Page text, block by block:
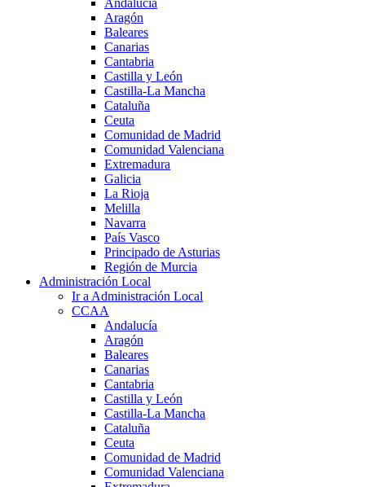
Aragón
Baleares
Canarias
Cantabria
Castilla y León
Castilla-La Mancha
Cataluña
Ceuta
Comunidad de Madrid
Comunidad Valenciana
Extremadura
Galicia
La Rioja
Melilla
Navarra
País Vasco
Principado de Asturias
Región de Murcia
Administración Local
Ir a Administración Local
CCAA
Andalucía
Aragón
Baleares
Canarias
Cantabria
Castilla y León
Castilla-La Mancha
Cataluña
Ceuta
Comunidad de Madrid
Comunidad Valenciana